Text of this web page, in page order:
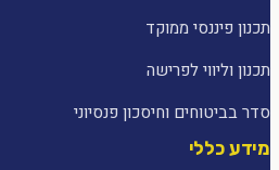
תכנון פיננסי ממוקד
תכנון וליווי לפרישה
סדר בביטוחים וחיסכון פנסיוני
מידע כללי